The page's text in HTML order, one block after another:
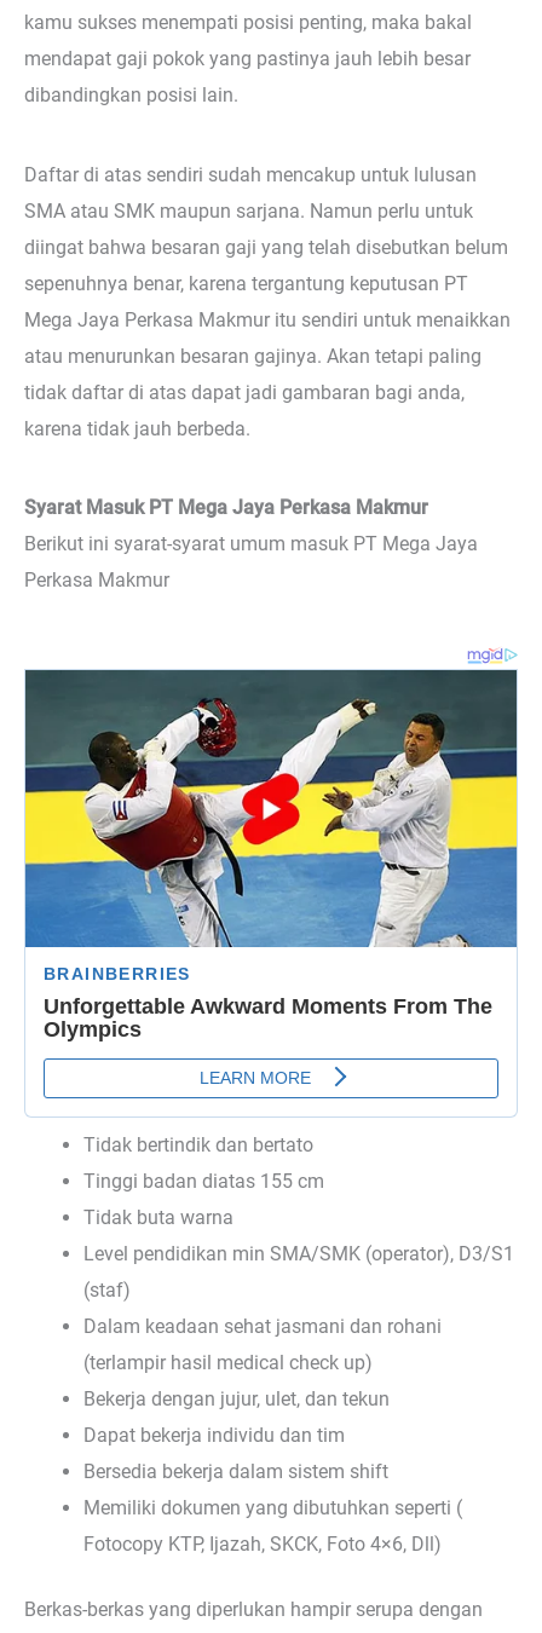
kamu sukses menempati posisi penting, maka bakal
mendapat gaji pokok yang pastinya jauh lebih besar
dibandingkan posisi lain.
Daftar di atas sendiri sudah mencakup untuk lulusan
SMA atau SMK maupun sarjana. Namun perlu untuk
diingat bahwa besaran gaji yang telah disebutkan belum
sepenuhnya benar, karena tergantung keputusan PT
Mega Jaya Perkasa Makmur itu sendiri untuk menaikkan
atau menurunkan besaran gajinya. Akan tetapi paling
tidak daftar di atas dapat jadi gambaran bagi anda,
karena tidak jauh berbeda.
Syarat Masuk PT Mega Jaya Perkasa Makmur
Berikut ini syarat-syarat umum masuk PT Mega Jaya
Perkasa Makmur
Tidak bertindik dan bertato
Tinggi badan diatas 155 cm
Tidak buta warna
Level pendidikan min SMA/SMK (operator), D3/S1
(staf)
Dalam keadaan sehat jasmani dan rohani
(terlampir hasil medical check up)
Bekerja dengan jujur, ulet, dan tekun
Dapat bekerja individu dan tim
Bersedia bekerja dalam sistem shift
Memiliki dokumen yang dibutuhkan seperti (
Fotocopy KTP, Ijazah, SKCK, Foto 4×6, Dll)
Berkas-berkas yang diperlukan hampir serupa dengan